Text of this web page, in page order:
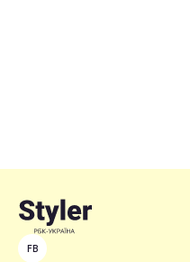
FB